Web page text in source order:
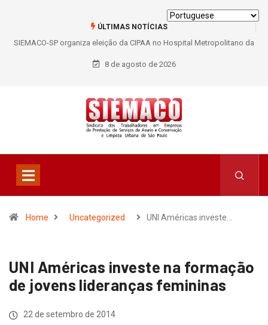
ÚLTIMAS NOTÍCIAS
SIEMACO-SP organiza eleição da CIPAA no Hospital Metropolitano da
Lapa e fortalece participação dos trabalhadores
8 de agosto de 2026
Home Uncategorized UNI Américas investe…
UNI Américas investe na formação
de jovens lideranças femininas
22 de setembro de 2014